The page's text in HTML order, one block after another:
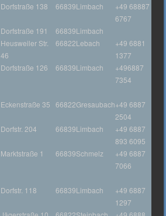
Dorfstraße 138 66839Limbach
+49 68887
6767
Dorfstraße 191 66839Limbach
Heusweiler Str.
46
66822Lebach
+49 6881
1377
Dorfstraße 126 66839Limbach
+496887
7354
Eckenstraße 35 66822Gresaubach+49 6887
2504
Dorfstr. 204 66839Limbach
+49 6887
893 6095
Marktstraße 1 66839Schmelz
+49 6887
7066
Dorfstr. 118 66839Limbach
+49 6887
1297